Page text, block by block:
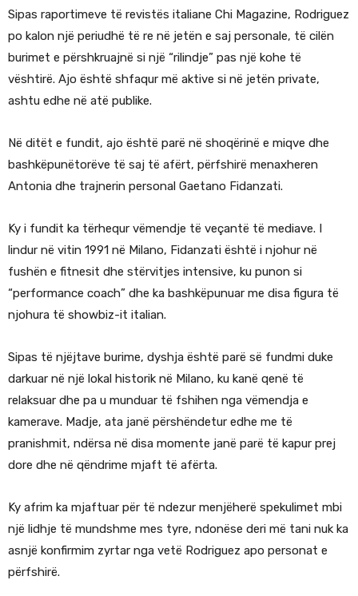
Sipas raportimeve të revistës italiane Chi Magazine, Rodriguez
po kalon një periudhë të re në jetën e saj personale, të cilën
burimet e përshkruajnë si një “rilindje” pas një kohe të
vështirë. Ajo është shfaqur më aktive si në jetën private,
ashtu edhe në atë publike.
Në ditët e fundit, ajo është parë në shoqërinë e miqve dhe
bashkëpunëtorëve të saj të afërt, përfshirë menaxheren
Antonia dhe trajnerin personal Gaetano Fidanzati.
Ky i fundit ka tërhequr vëmendje të veçantë të mediave. I
lindur në vitin 1991 në Milano, Fidanzati është i njohur në
fushën e fitnesit dhe stërvitjes intensive, ku punon si
“performance coach” dhe ka bashkëpunuar me disa figura të
njohura të showbiz-it italian.
Sipas të njëjtave burime, dyshja është parë së fundmi duke
darkuar në një lokal historik në Milano, ku kanë qenë të
relaksuar dhe pa u munduar të fshihen nga vëmendja e
kamerave. Madje, ata janë përshëndetur edhe me të
pranishmit, ndërsa në disa momente janë parë të kapur prej
dore dhe në qëndrime mjaft të afërta.
Ky afrim ka mjaftuar për të ndezur menjëherë spekulimet mbi
një lidhje të mundshme mes tyre, ndonëse deri më tani nuk ka
asnjë konfirmim zyrtar nga vetë Rodriguez apo personat e
përfshirë.